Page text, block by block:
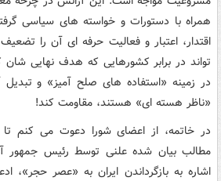
همراه با دستورات و خواسته های سیاسی
اقتدار، اعتبار و فعالیت حرفه ای آن را
تواند در برابر کشورهایی که هدف نهایی شان
در زمینه «استفاده های صلح آمیز» و
«ناظر هسته ای» هستند، مقاومت کند!
در خاتمه، از اعضای شورا دعوت می کنم تا
مطالب بیان شده علنی توسط رئیس جمهور
اشاره به بازگرداندن ایران به «عصر حجر»،